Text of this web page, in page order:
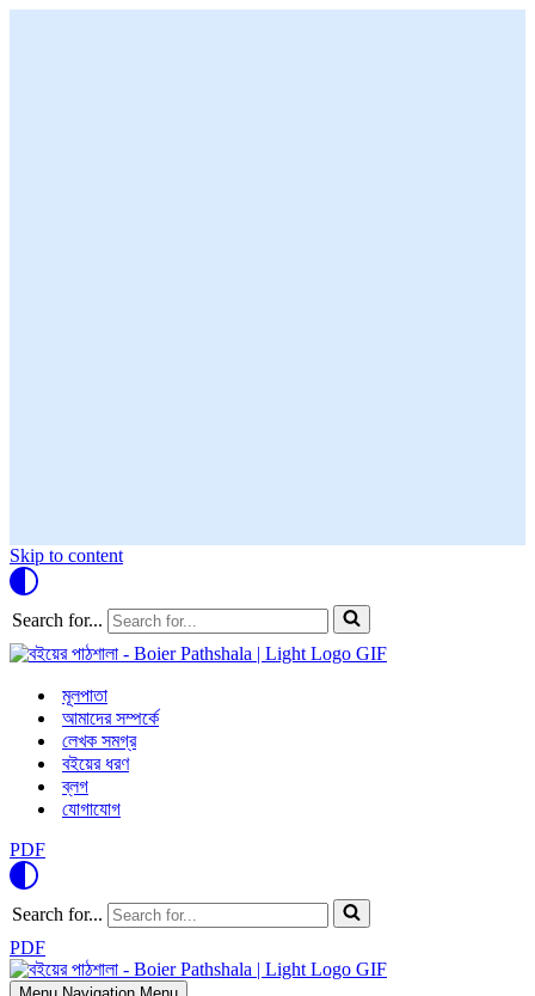
Skip to content
Search for...
মূলপাতা
আমাদের সম্পর্কে
লেখক সমগ্র
বইয়ের ধরণ
ব্লগ
যোগাযোগ
PDF
Search for...
PDF